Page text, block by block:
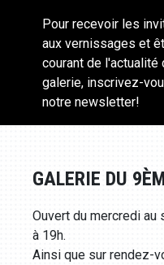
Pour recevoir les
aux vernissages et
courant de l'actualité
galerie, inscrivez-
notre newsletter!
GALERIE DU
Ouvert du mercredi au
à 19h.
Ainsi que sur rendez-